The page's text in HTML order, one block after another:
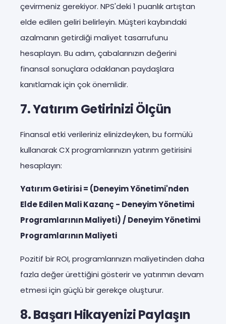
çevirmeniz gerekiyor. NPS'deki 1 puanlık artıştan
elde edilen geliri belirleyin. Müşteri kaybındaki
azalmanın getirdiği maliyet tasarrufunu
hesaplayın. Bu adım, çabalarınızın değerini
finansal sonuçlara odaklanan paydaşlara
kanıtlamak için çok önemlidir.
7. Yatırım Getirinizi Ölçün
Finansal etki verileriniz elinizdeyken, bu formülü
kullanarak CX programlarınızın yatırım getirisini
hesaplayın:
Yatırım Getirisi = (Deneyim Yönetimi'nden
Elde Edilen Mali Kazanç - Deneyim Yönetimi
Programlarının Maliyeti) / Deneyim Yönetimi
Programlarının Maliyeti
Pozitif bir ROI, programlarınızın maliyetinden daha
fazla değer ürettiğini gösterir ve yatırımın devam
etmesi için güçlü bir gerekçe oluşturur.
8. Başarı Hikayenizi Paylaşın